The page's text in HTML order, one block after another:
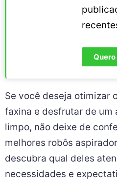
Se você deseja otimizar
faxina e desfrutar de um
limpo, não deixe de
melhores robôs
descubra qual deles
necessidades e